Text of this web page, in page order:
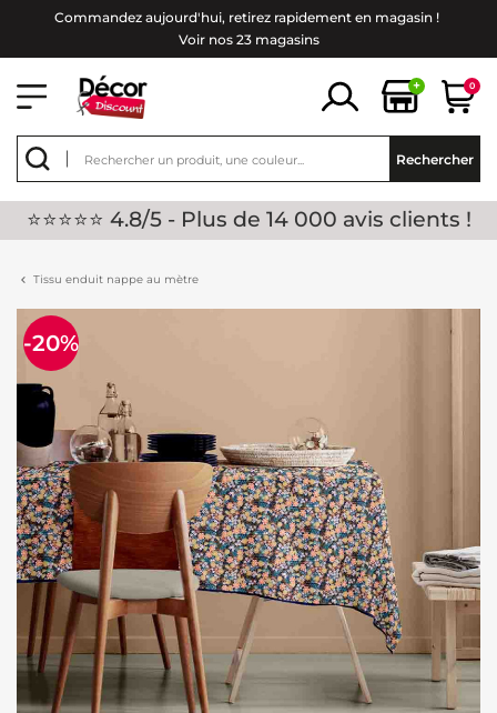
Commandez aujourd'hui, retirez rapidement en magasin !
Voir nos 23 magasins
+ 0
Rechercher
⭐⭐⭐⭐⭐ 4.8/5 - Plus de 14 000 avis clients !
Tissu enduit nappe au mètre
-20%